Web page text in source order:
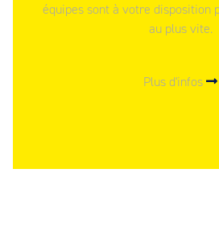
équipes sont à votre disposition
au plus vite.
Plus d'infos